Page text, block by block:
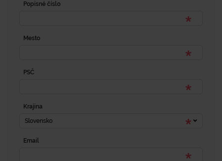
Popisné číslo
Mesto
PSČ
Krajina
Slovensko
Email